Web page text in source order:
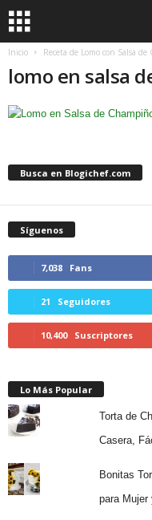
Inicio Receta de Lomo con Salsa
lomo en salsa
Busca en Blogichef.com
Síguenos
7,038 Fans
21 Seguidores
10,400 Suscriptores
Lo Más Popular
Torta de
Casera,
Bonitas
para Mujer